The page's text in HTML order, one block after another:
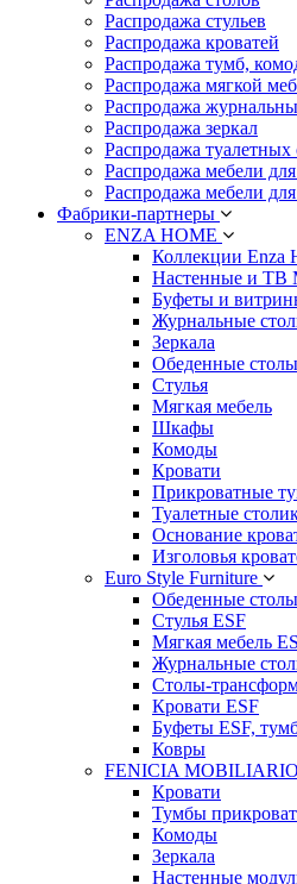
Распродажа стульев
Распродажа кроватей
Распродажа тумб,
Распродажа мягкой
Распродажа
Распродажа зеркал
Распродажа туалетных
Распродажа мебели
Распродажа мебели
Фабрики-партнеры
ENZA HOME
Коллекции Enza
Настенные и ТВ
Буфеты и
Журнальные
Зеркала
Обеденные столы
Стулья
Мягкая мебель
Шкафы
Комоды
Кровати
Прикроватные
Туалетные
Основание
Изголовья
Euro Style Furniture
Обеденные
Стулья ESF
Мягкая мебель
Журнальные
Столы-
Кровати ESF
Буфеты ESF,
Ковры
FENICIA MOBILIARIO
Кровати
Тумбы
Комоды
Зеркала
Настенные